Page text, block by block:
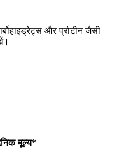
और प्रोटीन जैसी
मूल्य*